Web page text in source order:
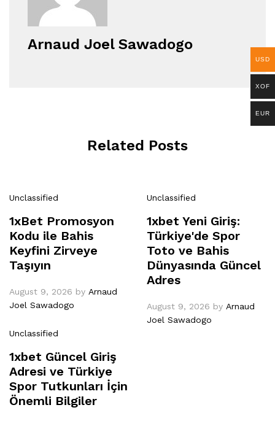
Arnaud Joel Sawadogo
Related Posts
Unclassified
1xBet Promosyon
Kodu ile Bahis
Keyfini Zirveye
Taşıyın
August 9, 2026 by Arnaud
Joel Sawadogo
Unclassified
1xbet Yeni Giriş:
Türkiye'de Spor
Toto ve Bahis
Dünyasında Güncel
Adres
August 9, 2026 by Arnaud
Joel Sawadogo
Unclassified
1xbet Güncel Giriş
Adresi ve Türkiye
Spor Tutkunları İçin
Önemli Bilgiler
USD
XOF
EUR